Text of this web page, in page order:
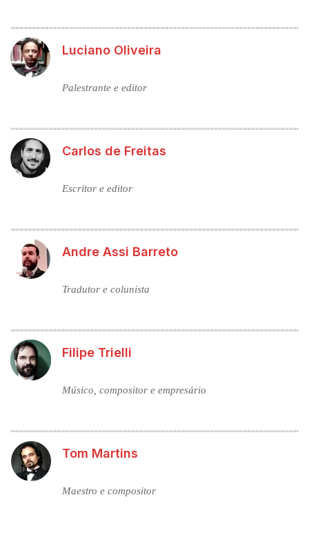
Luciano Oliveira
Palestrante e editor
Carlos de Freitas
Escritor e editor
Andre Assi Barreto
Tradutor e colunista
Filipe Trielli
Músico, compositor e empresário
Tom Martins
Maestro e compositor